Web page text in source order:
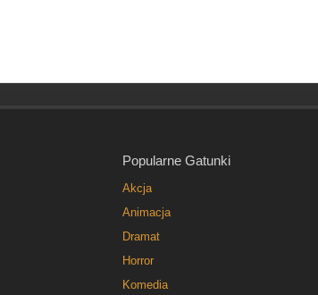
Popularne Gatunki
Akcja
Animacja
Dramat
Horror
Komedia